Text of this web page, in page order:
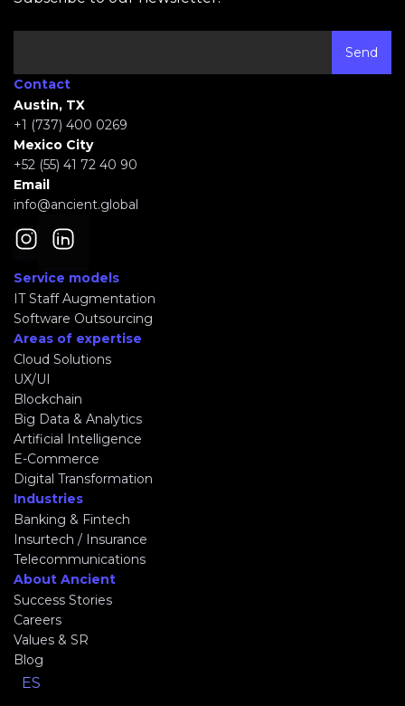
Contact
Austin, TX
+1 (737) 400 0269
Mexico City
+52 (55) 41 72 40 90
Email
info@ancient.global
Service models
IT Staff Augmentation
Software Outsourcing
Areas of expertise
Cloud Solutions
UX/UI
Blockchain
Big Data & Analytics
Artificial Intelligence
E-Commerce
Digital Transformation
Industries
Banking & Fintech
Insurtech / Insurance
Telecommunications
About Ancient
Success Stories
Careers
Values & SR
Blog
ES